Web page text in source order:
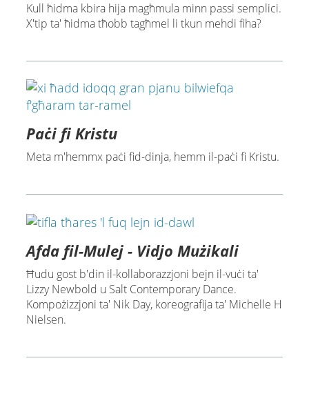
Kull ħidma kbira hija magħmula minn passi semplici.
X'tip ta' ħidma tħobb tagħmel li tkun mehdi fiha?
Paċi fi Kristu
Meta m'hemmx paċi fid-dinja, hemm il-paċi fi Kristu.
Afda fil-Mulej - Vidjo Mużikali
Ħudu gost b'din il-kollaborazzjoni bejn il-vuċi ta'
Lizzy Newbold u Salt Contemporary Dance.
Kompożizzjoni ta' Nik Day, koreografija ta' Michelle H
Nielsen.